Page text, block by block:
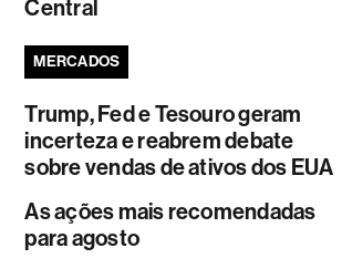
Central
MERCADOS
Trump, Fed e Tesouro geram
incerteza e reabrem debate
sobre vendas de ativos dos EUA
As ações mais recomendadas
para agosto